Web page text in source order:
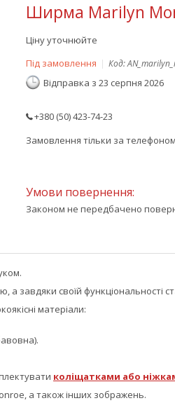
Ширма Marilyn
Ціну уточнюйте
Під замовлення
Код:
Відправка з 23 серпня 2026
+380 (50) 423-74-23
Замовлення тільки за
Законом не передбачено
а завдяки своїй
матеріали:
коліщатками або
а також інших зображень.